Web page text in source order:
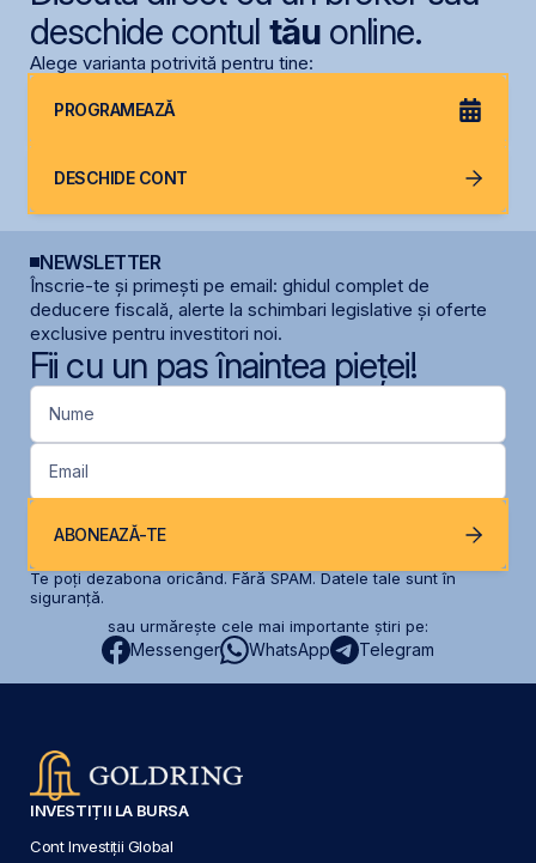
deschide contul tăuonline.
Alege varianta potrivită pentru tine:
PROGRAMEAZĂ
DESCHIDE CONT
NEWSLETTER
Înscrie-te și primești pe email: ghidul complet de
deducere fiscală, alerte la schimbari legislative și oferte
exclusive pentru investitori noi.
Fii cu un pas înaintea pieței!
Nume
Email
ABONEAZĂ-TE
Te poți dezabona oricând. Fără SPAM. Datele tale sunt în
siguranță.
sau urmărește cele mai importante știri pe:
Messenger WhatsApp Telegram
INVESTIȚII LA BURSA
Cont Investiții Global